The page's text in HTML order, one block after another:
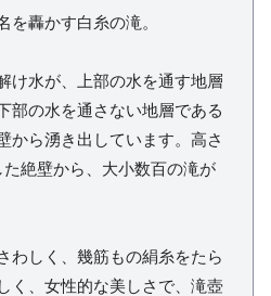
を轟かす白糸の滝。
け水が、上部の水を通す地層
部の水を通さない地層である
から湧き出しています。高さ
絶壁から、大小数百の滝が
わしく、幾筋もの絹糸をたら
く、女性的な美しさで、滝壺